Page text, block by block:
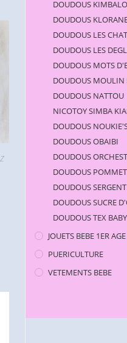
DOUDOUS
DOUDOUS
DOUDOUS LES
DOUDOUS LES
DOUDOUS MOTS
DOUDOUS MOULIN
DOUDOUS NATTOU
NICOTOY SIMBA
DOUDOUS
DOUDOUS OBAIBI
DOUDOUS
DOUDOUS
DOUDOUS
DOUDOUS SUCRE
DOUDOUS TEX BABY
JOUETS BEBE 1ER AGE
PUERICULTURE
VETEMENTS BEBE